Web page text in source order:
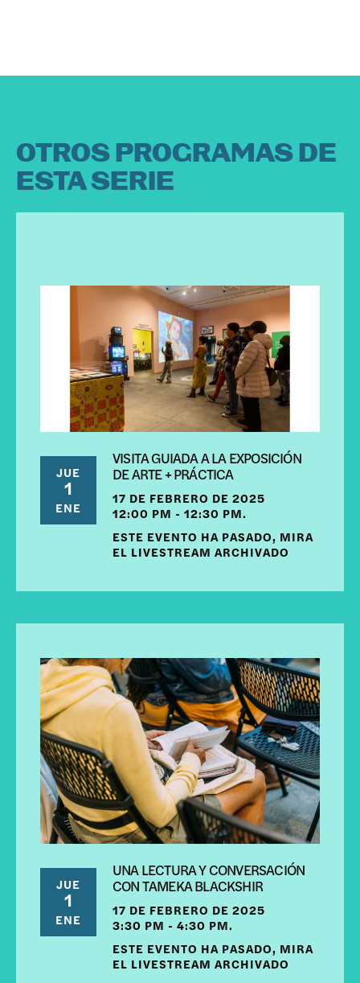
OTROS PROGRAMAS DE
ESTA SERIE
JUE
1
ENE
VISITA GUIADA A LA EXPOSICIÓN
DE ARTE + PRÁCTICA
17 DE FEBRERO DE 2025
12:00 PM - 12:30 PM.
ESTE EVENTO HA PASADO, MIRA
EL LIVESTREAM ARCHIVADO
JUE
1
ENE
UNA LECTURA Y CONVERSACIÓN
CON TAMEKA BLACKSHIR
17 DE FEBRERO DE 2025
3:30 PM - 4:30 PM.
ESTE EVENTO HA PASADO, MIRA
EL LIVESTREAM ARCHIVADO